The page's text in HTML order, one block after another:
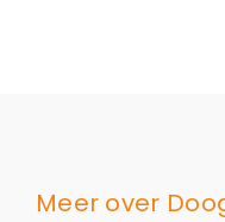
Meer over